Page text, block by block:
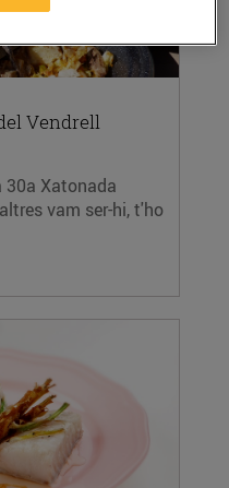
Vendrell
30a Xatonada
vam ser-hi, t'ho